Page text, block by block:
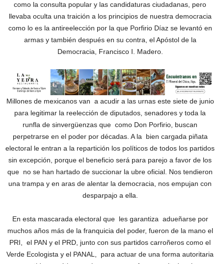
como la consulta popular y las candidaturas ciudadanas, pero
llevaba oculta una traición a los principios de nuestra democracia
como lo es la antireelección por la que Porfirio Díaz se levantó en
armas y también después en su contra, el Apóstol de la
Democracia, Francisco I. Madero.
Millones de mexicanos van a acudir a las urnas este siete de junio
para legitimar la reelección de diputados, senadores y toda la
runfla de sinvergüenzas que como Don Porfirio, buscan
perpetrarse en el poder por décadas. A la bien cargada piñata
electoral le entran a la repartición los políticos de todos los partidos
sin excepción, porque el beneficio será para parejo a favor de los
que no se han hartado de succionar la ubre oficial. Nos tendieron
una trampa y en aras de alentar la democracia, nos empujan con
desparpajo a ella.
En esta mascarada electoral que les garantiza adueñarse por
muchos años más de la franquicia del poder, fueron de la mano el
PRI, el PAN y el PRD, junto con sus partidos carroñeros como el
Verde Ecologista y el PANAL, para actuar de una forma autoritaria